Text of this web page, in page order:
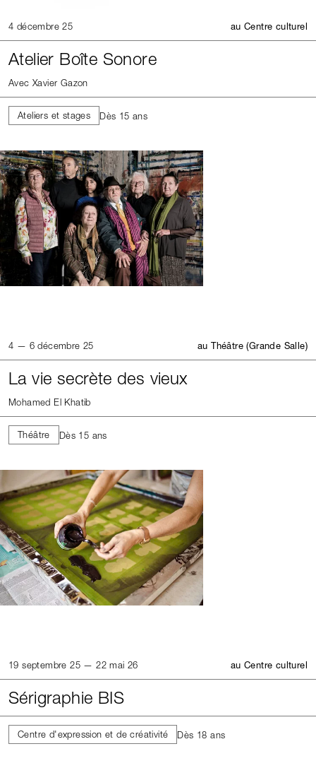
4 décembre 25 au Centre culturel
Atelier Boîte Sonore
Avec Xavier Gazon
Ateliers et stages Dès 15 ans
4 — 6 décembre 25 au Théâtre (Grande Salle)
La vie secrète des vieux
Mohamed El Khatib
Théâtre Dès 15 ans
19 septembre 25 — 22 mai 26 au Centre culturel
Sérigraphie BIS
Centre d'expression et de créativité Dès 18 ans